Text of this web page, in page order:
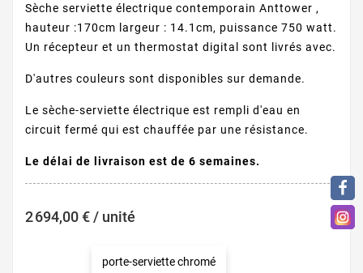
Sèche serviette électrique contemporain Anttower ,
hauteur :170cm largeur : 14.1cm, puissance 750 watt.
Un récepteur et un thermostat digital sont livrés avec.
D'autres couleurs sont disponibles sur demande.
Le sèche-serviette électrique est rempli d'eau en
circuit fermé qui est chauffée par une résistance.
Le délai de livraison est de 6 semaines.
2 694,00 € / unité
porte-serviette chromé